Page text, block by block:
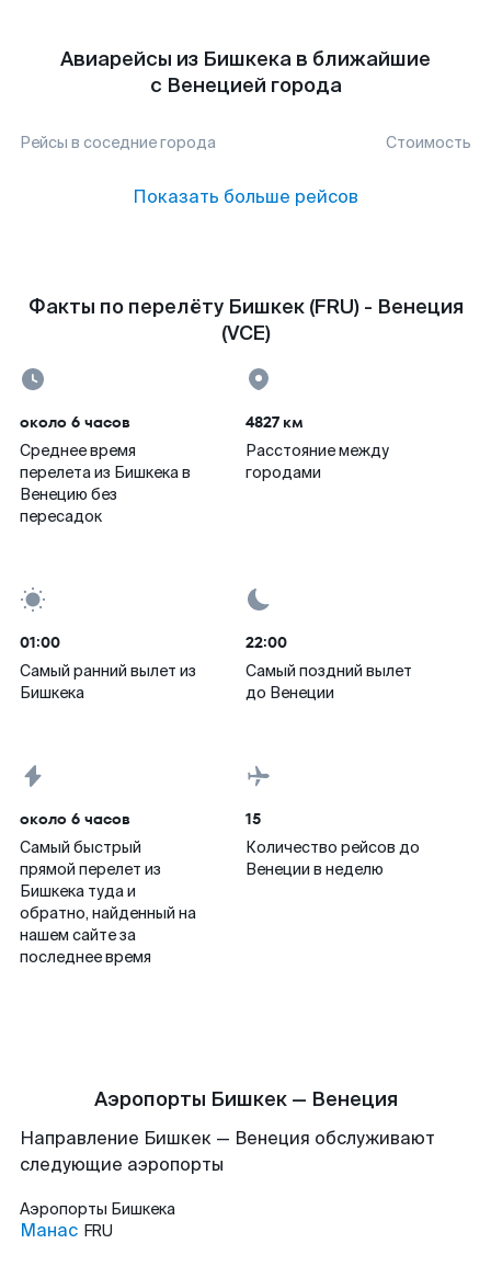
Авиарейсы из Бишкека в ближайшие
с Венецией города
Рейсы в соседние города Стоимость
Показать больше рейсов
Факты по перелёту Бишкек (FRU) - Венеция
(VCE)
около 6 часов
Среднее время
перелета из Бишкека в
Венецию без
пересадок
4827 км
Расстояние между
городами
01:00
Самый ранний вылет из
Бишкека
22:00
Самый поздний вылет
до Венеции
около 6 часов
Самый быстрый
прямой перелет из
Бишкека туда и
обратно, найденный на
нашем сайте за
последнее время
15
Количество рейсов до
Венеции в неделю
Аэропорты Бишкек — Венеция
Направление Бишкек — Венеция обслуживают
следующие аэропорты
Аэропорты Бишкека
Манас FRU